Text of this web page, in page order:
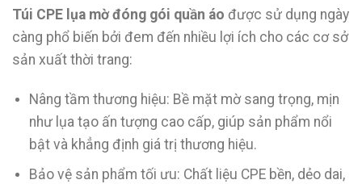
Túi CPE lụa mờ đóng gói quần áo được sử dụng ngày
càng phổ biến bởi đem đến nhiều lợi ích cho các cơ sở
sản xuất thời trang:
Nâng tầm thương hiệu: Bề mặt mờ sang trọng, mịn
như lụa tạo ấn tượng cao cấp, giúp sản phẩm nổi
bật và khẳng định giá trị thương hiệu.
Bảo vệ sản phẩm tối ưu: Chất liệu CPE bền, dẻo dai,